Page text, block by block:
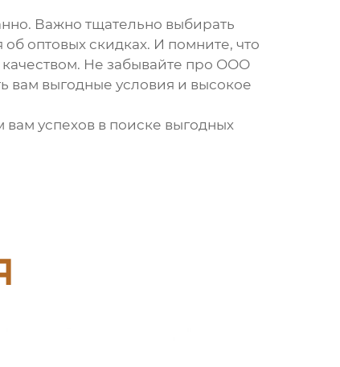
Важно тщательно выбирать
оптовых скидках. И помните, что
Не забывайте про ООО
вам выгодные условия и высокое
вам успехов в поиске выгодных